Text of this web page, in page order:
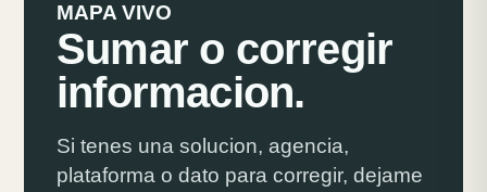
MAPA VIVO
Sumar o corregir
informacion.
Si tenes una solucion, agencia,
plataforma o dato para corregir, dejame